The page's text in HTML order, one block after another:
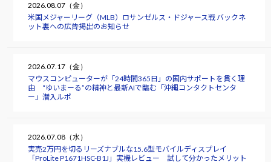
2026.08.07（金）
米国メジャーリーグ（MLB）ロサンゼルス・ドジャース戦 バックネ
ット裏への広告掲出のお知らせ
2026.07.17（金）
マウスコンピューターが「24時間365日」の国内サポートを貫く理
由 “ゆいまーる”の精神と最新AIで臨む「沖縄コンタクトセンタ
ー」潜入ルポ
2026.07.08（水）
実売2万円を切るリーズナブルな15.6型モバイルディスプレイ
「ProLite P1671HSC-B1J」実機レビュー 試して分かったメリット